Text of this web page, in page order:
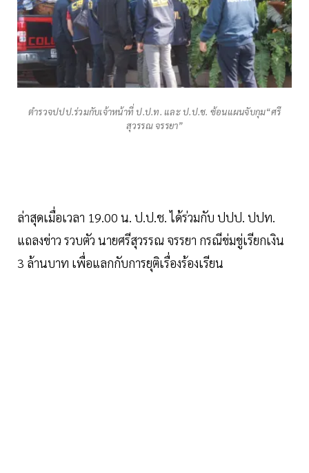
ตำรวจปปป.ร่วมกับเจ้าหน้าที่ ป.ป.ท. และ ป.ป.ช. ซ้อนแผนจับกุม“ศรี
สุวรรณ จรรยา”
ล่าสุดเมื่อเวลา 19.00 น. ป.ป.ช. ได้ร่วมกับ ปปป. ปปท.
แถลงข่าว รวบตัว นายศรีสุวรรณ จรรยา กรณีข่มขู่เรียกเงิน
3 ล้านบาท​ เพื่อแลกกับการยุติเรื่องร้องเรียน